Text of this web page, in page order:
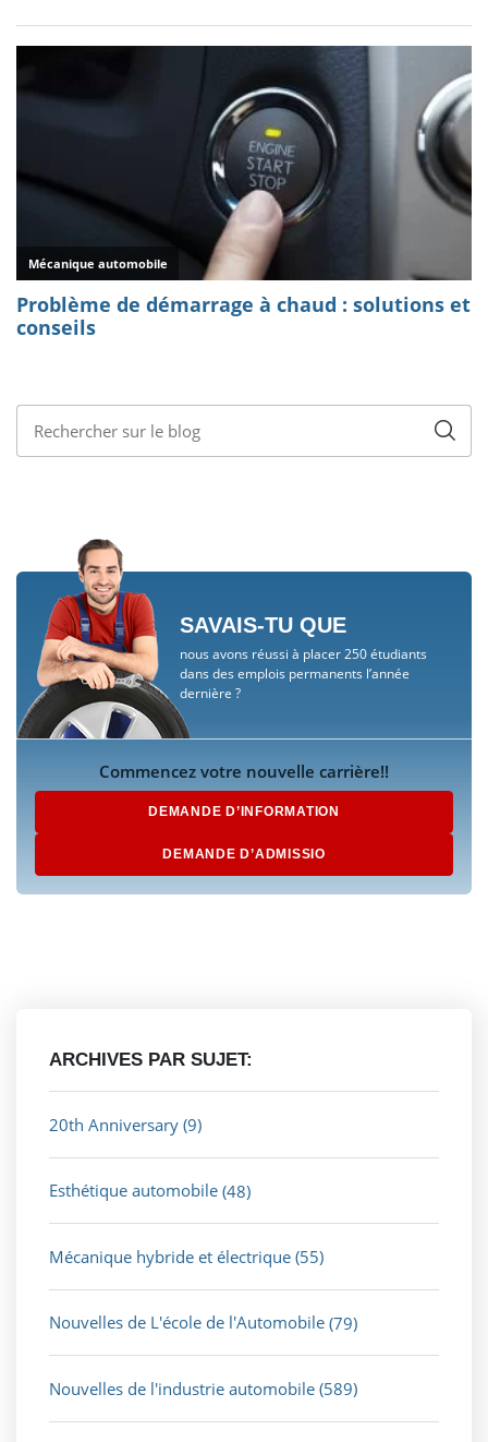
SAVAIS-TU QUE
nous avons réussi à placer 250 étudiants
dans des emplois permanents l’année
dernière ?
Commencez votre nouvelle carrière!!
DEMANDE D’INFORMATION
DEMANDE D’ADMISSIO
ARCHIVES PAR SUJET:
20th Anniversary (9)
Esthétique automobile (48)
Mécanique hybride et électrique (55)
Nouvelles de L'école de l'Automobile (79)
Nouvelles de l'industrie automobile (589)